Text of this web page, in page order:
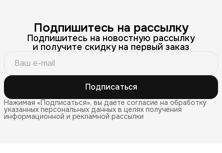
Подпишитесь на рассылку
Подпишитесь на новостную рассылку
и получите скидку на первый заказ
Подписаться
Нажимая «Подписаться», вы даете согласие на обработку
указанных персональных данных в целях получения
информационной и рекламной рассылки